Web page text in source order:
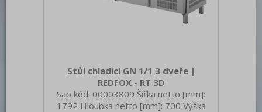
Stůl chladicí GN 1/1 3 dveře |
REDFOX - RT 3D
Sap kód: 00003809 Šířka netto [mm]:
1792 Hloubka netto [mm]: 700 Výška